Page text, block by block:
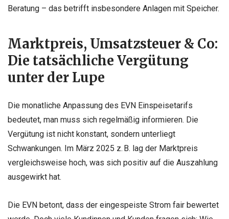
Beratung – das betrifft insbesondere Anlagen mit Speicher.
Marktpreis, Umsatzsteuer & Co:
Die tatsächliche Vergütung
unter der Lupe
Die monatliche Anpassung des EVN Einspeisetarifs
bedeutet, man muss sich regelmäßig informieren. Die
Vergütung ist nicht konstant, sondern unterliegt
Schwankungen. Im März 2025 z. B. lag der Marktpreis
vergleichsweise hoch, was sich positiv auf die Auszahlung
ausgewirkt hat.
Die EVN betont, dass der eingespeiste Strom fair bewertet